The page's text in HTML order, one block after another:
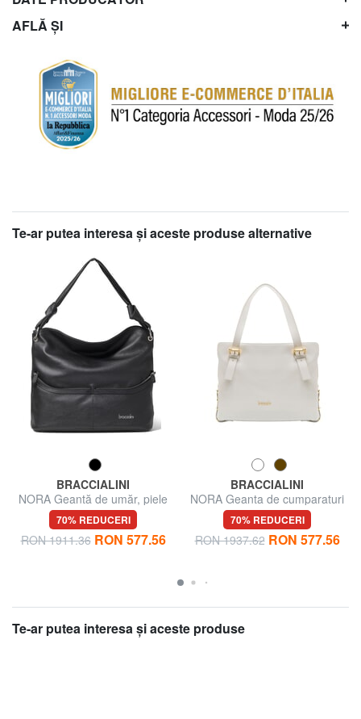
AFLĂ ȘI
Te-ar putea interesa şi aceste produse alternative
BRACCIALINI
NORA Geantă de umăr, piele
70% REDUCERI
RON 1911.36 RON 577.56
BRACCIALINI
NORA Geanta de cumparaturi
din piele cu catarame
70% REDUCERI
RON 1937.62 RON 577.56
Te-ar putea interesa şi aceste produse